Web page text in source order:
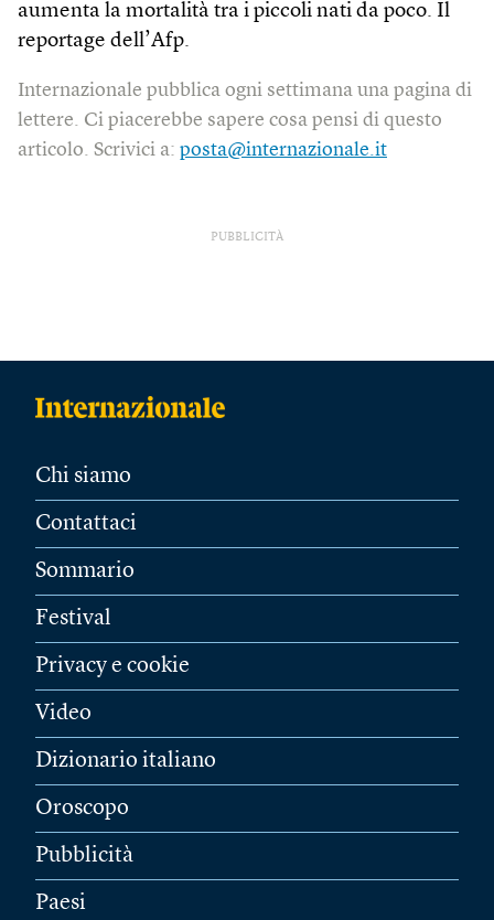
aumenta la mortalità tra i piccoli nati da poco. Il
reportage dell’Afp.
Internazionale pubblica ogni settimana una pagina di
lettere. Ci piacerebbe sapere cosa pensi di questo
articolo. Scrivici a: posta@internazionale.it
PUBBLICITÀ
Chi siamo
Contattaci
Sommario
Festival
Privacy e cookie
Video
Dizionario italiano
Oroscopo
Pubblicità
Paesi